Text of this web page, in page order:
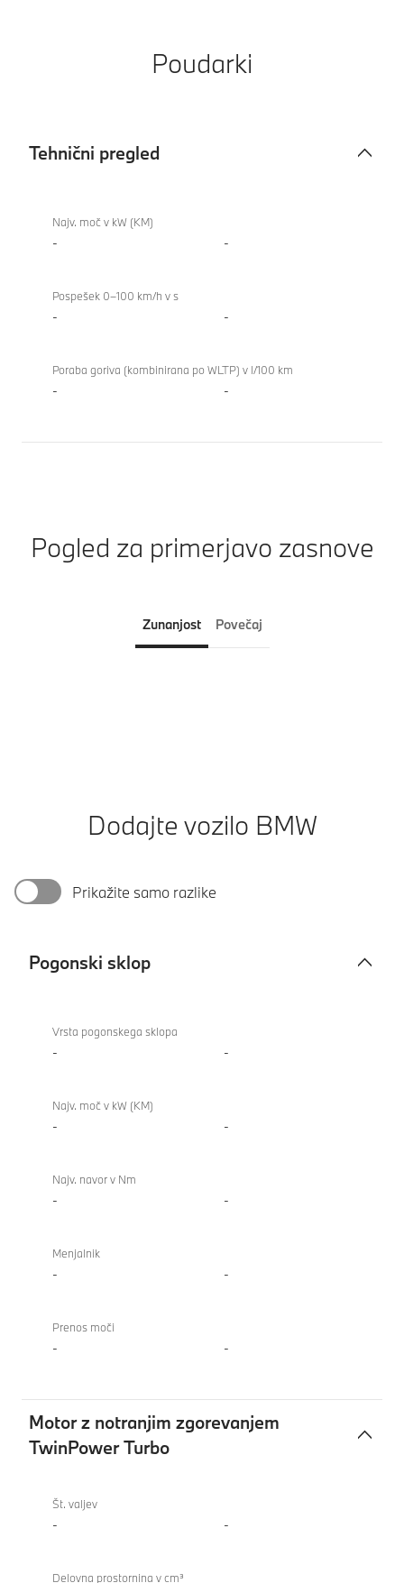
Poudarki
Tehnični pregled
pregled
Najv. moč v kW (KM)
- -
Pospešek 0–100 km/h v s
- -
Poraba goriva (kombinirana po WLTP) v l/100 km
- -
Pogled za primerjavo zasnove
Zunanjost Povečaj
Dodajte vozilo BMW
Prikažite samo razlike
Pogonski sklop
sklopVrsta pogonskega sklopa
- -
Najv. moč v kW (KM)
- -
Najv. navor v Nm
- -
Menjalnik
- -
Prenos moči
- -
Motor z notranjim zgorevanjem
TwinPower Turbo
notranjim
Št. valjev
- -
Delovna prostornina v cm³